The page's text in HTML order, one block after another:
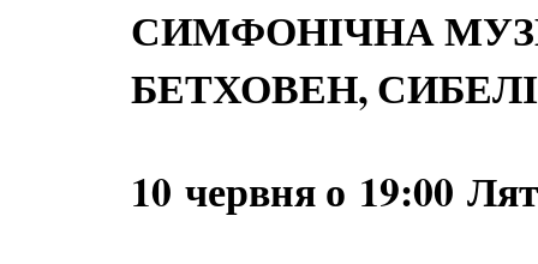
СИМФОНІЧНА
БЕТХОВЕН,
10 червня о 19:00